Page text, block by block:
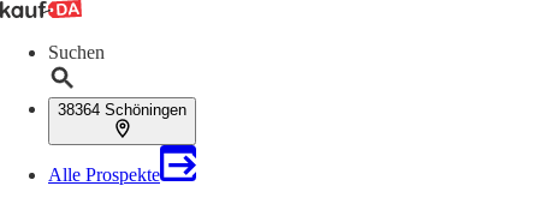
Suchen
38364 Schöningen
Alle Prospekte